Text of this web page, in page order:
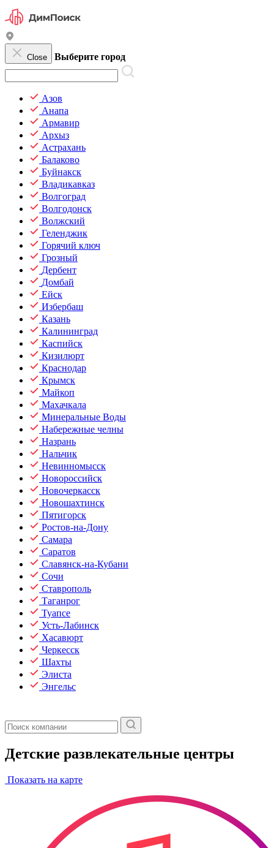
Close Выберите город
Азов
Анапа
Армавир
Архыз
Астрахань
Балаково
Буйнакск
Владикавказ
Волгоград
Волгодонск
Волжский
Геленджик
Горячий ключ
Грозный
Дербент
Домбай
Ейск
Избербаш
Казань
Калининград
Каспийск
Кизилюрт
Краснодар
Крымск
Майкоп
Махачкала
Минеральные Воды
Набережные челны
Назрань
Нальчик
Невинномысск
Новороссийск
Новочеркасск
Новошахтинск
Пятигорск
Ростов-на-Дону
Самара
Саратов
Славянск-на-Кубани
Сочи
Ставрополь
Таганрог
Туапсе
Усть-Лабинск
Хасавюрт
Черкесск
Шахты
Элиста
Энгельс
Детские развлекательные центры
Показать на карте